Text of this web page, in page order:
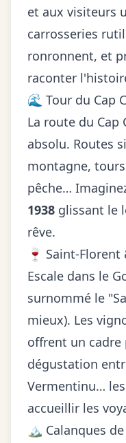
et aux visiteurs
carrosseries
ronronnent, et
raconter
🌊 Tour du Cap
La route du Cap
absolu. Routes
montagne,
pêche…
1938 glissant le
rêve.
🍷 Saint-
Escale dans le
surnommé le
mieux). Les
offrent un
dégustation
Vermentinu…
accueillir les
🏔️ Calanques de